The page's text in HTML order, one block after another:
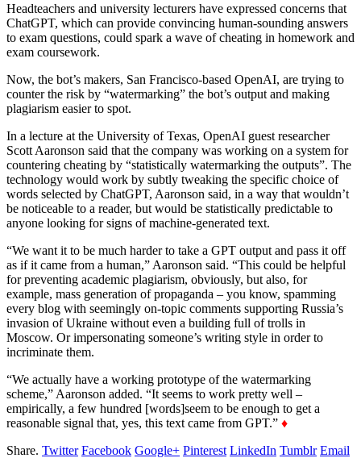
Headteachers and university lecturers have expressed concerns that
ChatGPT, which can provide convincing human-sounding answers
to exam questions, could spark a wave of cheating in homework and
exam coursework.
Now, the bot’s makers, San Francisco-based OpenAI, are trying to
counter the risk by “watermarking” the bot’s output and making
plagiarism easier to spot.
In a lecture at the University of Texas, OpenAI guest researcher
Scott Aaronson said that the company was working on a system for
countering cheating by “statistically watermarking the outputs”. The
technology would work by subtly tweaking the specific choice of
words selected by ChatGPT, Aaronson said, in a way that wouldn’t
be noticeable to a reader, but would be statistically predictable to
anyone looking for signs of machine-generated text.
“We want it to be much harder to take a GPT output and pass it off
as if it came from a human,” Aaronson said. “This could be helpful
for preventing academic plagiarism, obviously, but also, for
example, mass generation of propaganda – you know, spamming
every blog with seemingly on-topic comments supporting Russia’s
invasion of Ukraine without even a building full of trolls in
Moscow. Or impersonating someone’s writing style in order to
incriminate them.
“We actually have a working prototype of the watermarking
scheme,” Aaronson added. “It seems to work pretty well –
empirically, a few hundred [words]seem to be enough to get a
reasonable signal that, yes, this text came from GPT.” ♦
Share. Twitter Facebook Google+ Pinterest LinkedIn Tumblr Email